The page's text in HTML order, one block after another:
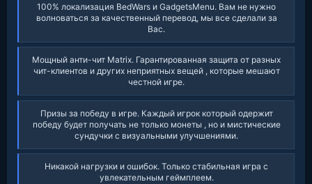
100% локализация BedWars и GadgetsMenu. Вам не нужно
волноваться за качественный перевод, мы все сделали за
Вас.​
Мощный анти-чит Matrix. Гарантированная защита от разных
чит-клиентов и других неприятных вещей , которые мешают
честной игре.​
Призы за победу в игре. Каждый игрок который одержит
победу будет получать не только монеты , но и мистические
сундучки с визуальными улучшениями.​
Никакой нагрузки и ошибок. Только стабильная игра с
увлекательным геймплеем.​